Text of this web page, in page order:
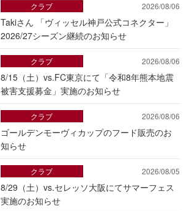
2026/08/06
Takiさん 「ヴィッセル神戸公式コネクター」
2026/27シーズン継続のお知らせ
クラブ
2026/08/06
8/15（土）vs.FC東京にて「令和8年熊本地震
被害支援募金」実施のお知らせ
クラブ
2026/08/06
ゴールデンモーヴィカップのフード販売のお
知らせ
クラブ
2026/08/05
8/29（土）vs.セレッソ大阪にてサマーフェス
実施のお知らせ
クラブ